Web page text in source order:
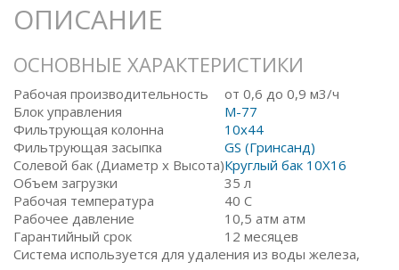
ОПИСАНИЕ
ОСНОВНЫЕ ХАРАКТЕРИСТИКИ
Рабочая производительность
от 0,6 до 0,9 м3/ч
Блок управления
M-77
Фильтрующая колонна
10x44
Фильтрующая засыпка
GS (Гринсанд)
Солевой бак (Диаметр х Высота)Круглый бак 10X16
Объем загрузки
35 л
Рабочая температура
40 С
Рабочее давление
10,5 атм атм
Гарантийный срок
12 месяцев
Система используется для удаления из воды железа,